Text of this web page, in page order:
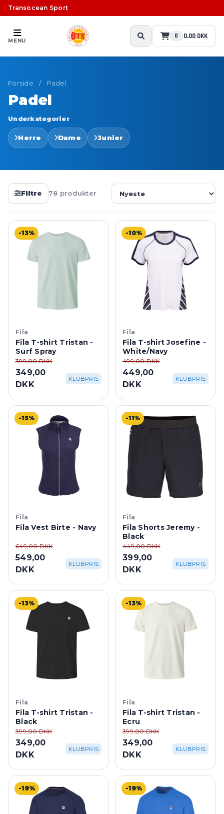
Transocean Sport
MENU
0 0,00 DKK
Forside / Padel
Padel
Underkategorier
Herre Dame Junior
Filtre 78 produkter
-13%
Fila
Fila T-shirt Tristan -
Surf Spray
399,00 DKK
349,00
DKK
KLUBPRIS
-10%
Fila
Fila T-shirt Josefine -
White/Navy
499,00 DKK
449,00
DKK
KLUBPRIS
-15%
Fila
Fila Vest Birte - Navy
649,00 DKK
549,00
DKK
KLUBPRIS
-11%
Fila
Fila Shorts Jeremy -
Black
449,00 DKK
399,00
DKK
KLUBPRIS
-13%
Fila
Fila T-shirt Tristan -
Black
399,00 DKK
349,00
DKK
KLUBPRIS
-13%
Fila
Fila T-shirt Tristan -
Ecru
399,00 DKK
349,00
DKK
KLUBPRIS
-19% -19%